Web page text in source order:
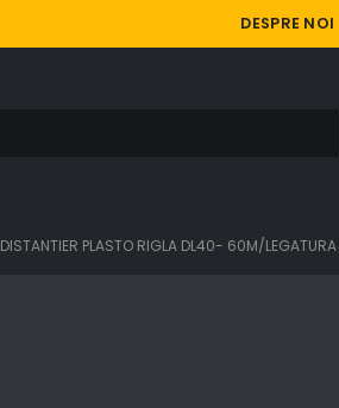
DESPRE NOI
DISTANTIER PLASTO RIGLA DL40- 60M/LEGATURA